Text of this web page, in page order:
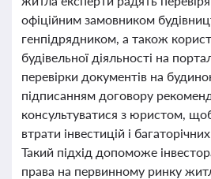
офіційним замовником
генпідрядником, а також
будівельної діяльності на
перевірки документів на
підписанням договору
консультуватися з юристом,
втрати інвестицій і
Такий підхід допоможе
права на первинному ринку